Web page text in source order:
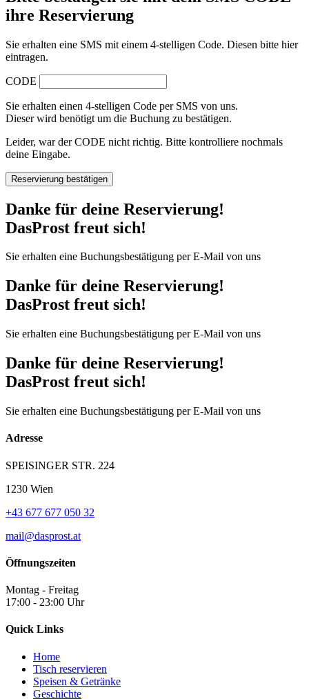
ihre Reservierung
Sie erhalten eine SMS mit einem 4-stelligen Code. Diesen bitte hier
eintragen.
CODE
Sie erhalten einen 4-stelligen Code per SMS von uns.
Dieser wird benötigt um die Buchung zu bestätigen.
Leider, war der CODE nicht richtig. Bitte kontrolliere nochmals
deine Eingabe.
Reservierung bestätigen
Danke für deine Reservierung!
DasProst freut sich!
Sie erhalten eine Buchungsbestätigung per E-Mail von uns
Danke für deine Reservierung!
DasProst freut sich!
Sie erhalten eine Buchungsbestätigung per E-Mail von uns
Danke für deine Reservierung!
DasProst freut sich!
Sie erhalten eine Buchungsbestätigung per E-Mail von uns
Adresse
SPEISINGER STR. 224
1230 Wien
+43 677 677 050 32
mail@dasprost.at
Öffnungszeiten
Montag - Freitag
17:00 - 23:00 Uhr
Quick Links
Home
Tisch reservieren
Speisen & Getränke
Geschichte